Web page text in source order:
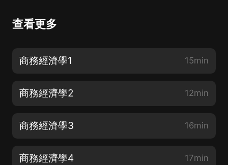
查看更多
商務經濟學1 15min
商務經濟學2 12min
商務經濟學3 16min
商務經濟學4 17min